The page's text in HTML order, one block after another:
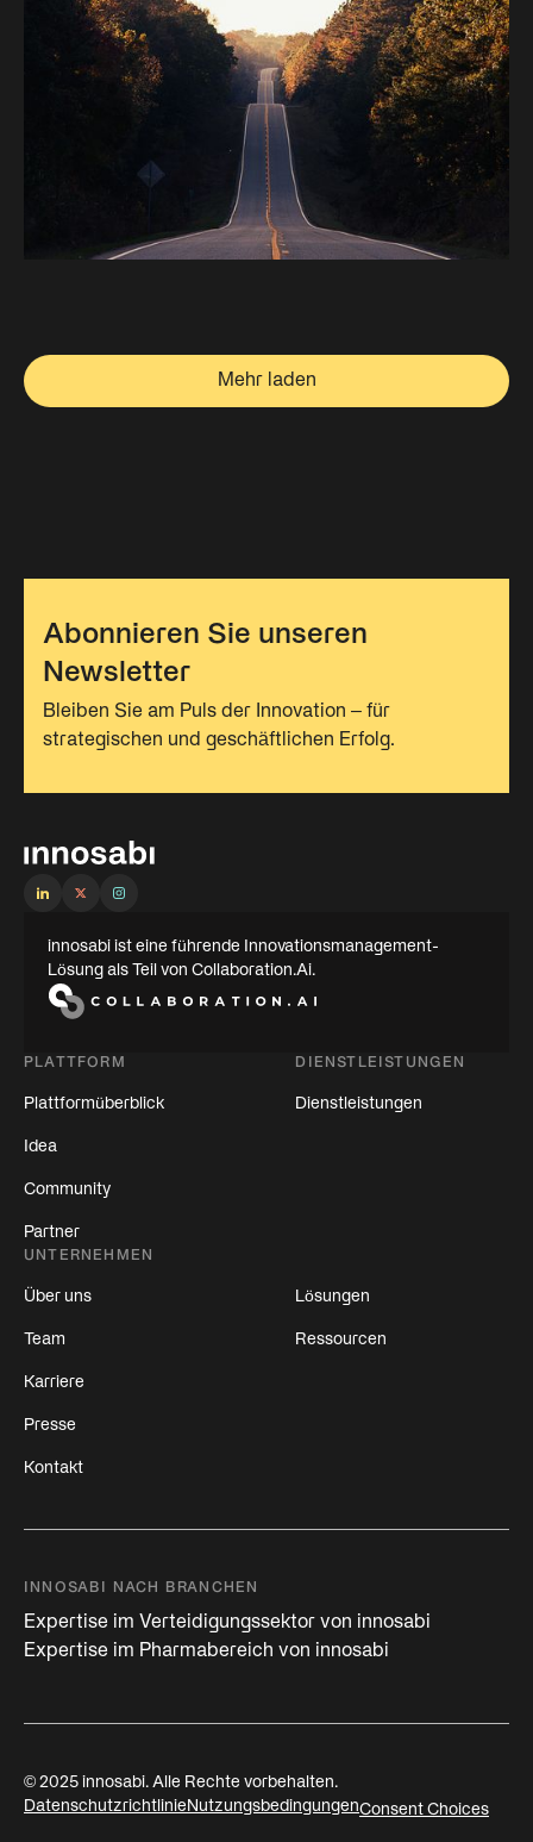
Mehr laden
Abonnieren Sie unseren
Newsletter
Bleiben Sie am Puls der Innovation – für
strategischen und geschäftlichen Erfolg.
innosabi ist eine führende Innovationsmanagement-
Lösung als Teil von Collaboration.Ai.
PLATTFORM
Plattformüberblick
Idea
Community
Partner
DIENSTLEISTUNGEN
Dienstleistungen
UNTERNEHMEN
Über uns
Team
Karriere
Presse
Kontakt
Lösungen
Ressourcen
INNOSABI NACH BRANCHEN
Expertise im Verteidigungssektor von innosabi
Expertise im Pharmabereich von innosabi
© 2025 innosabi. Alle Rechte vorbehalten.
Datenschutzrichtlinie NutzungsbedingungenConsent Choices